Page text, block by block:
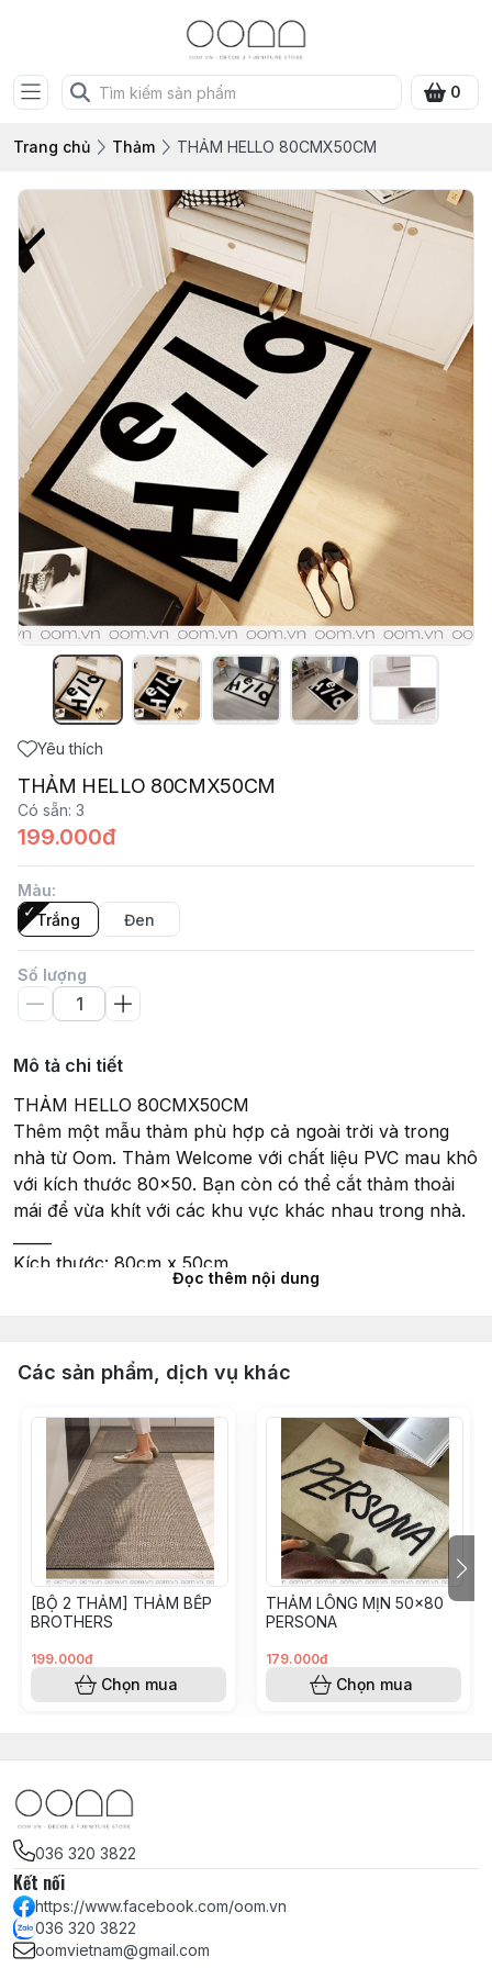
0
Trang chủ Thảm THẢM HELLO 80CMX50CM
Yêu thích
THẢM HELLO 80CMX50CM
Có sẵn: 3
199.000đ
Màu:
Trắng
Đen
Số lượng
Mô tả chi tiết
THẢM HELLO 80CMX50CM
Thêm một mẫu thảm phù hợp cả ngoài trời và trong
nhà từ Oom. Thảm Welcome với chất liệu PVC mau khô
với kích thước 80x50. Bạn còn có thể cắt thảm thoải
mái để vừa khít với các khu vực khác nhau trong nhà.
Kích thước: 80cm x 50cm
Hotline: 0363 203 822
#tham #thamtrangtri #welcome #decor #minimal #oom
#hello #thamdamchan
Đọc thêm nội dung
Các sản phẩm, dịch vụ khác
[BỘ 2 THẢM] THẢM BẾP
BROTHERS
199.000đ
Chọn mua
THẢM LÔNG MỊN 50x80
PERSONA
179.000đ
Chọn mua
036 320 3822
Kết nối
https://www.facebook.com/oom.vn
036 320 3822
oomvietnam@gmail.com